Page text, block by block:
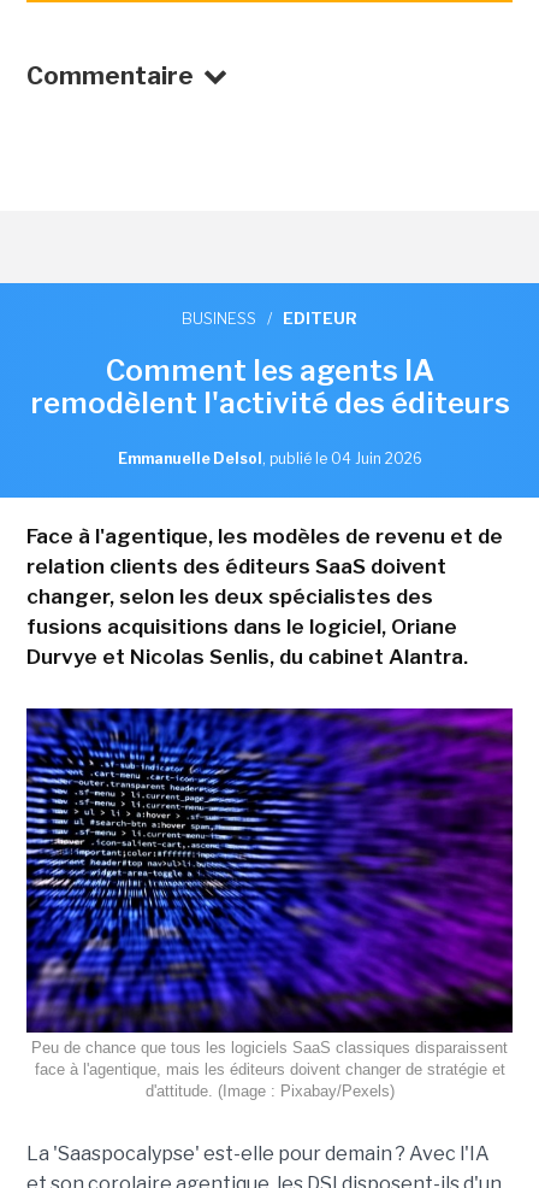
Commentaire
BUSINESS / EDITEUR
Comment les agents IA
remodèlent l'activité des éditeurs
Emmanuelle Delsol , publié le 04 Juin 2026
Face à l'agentique, les modèles de revenu et de
relation clients des éditeurs SaaS doivent
changer, selon les deux spécialistes des
fusions acquisitions dans le logiciel, Oriane
Durvye et Nicolas Senlis, du cabinet Alantra.
Peu de chance que tous les logiciels SaaS classiques disparaissent
face à l'agentique, mais les éditeurs doivent changer de stratégie et
d'attitude. (Image : Pixabay/Pexels)
La 'Saaspocalypse' est-elle pour demain ? Avec l'IA